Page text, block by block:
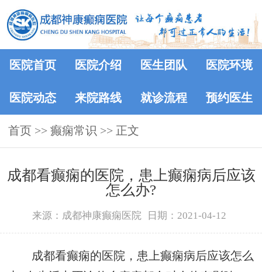
医院首页 医院介绍 医生团队 医院环境
医院动态 来院路线 就诊流程 预约医生
首页 >> 癫痫常识 >> 正文
成都看癫痫的医院，患上癫痫病后应该
怎么办?
来源：成都神康癫痫医院 日期：2021-04-12
成都看癫痫的医院，患上癫痫病后应该怎么